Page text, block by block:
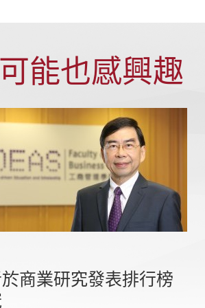
能也感興趣
商業研究發表排行榜